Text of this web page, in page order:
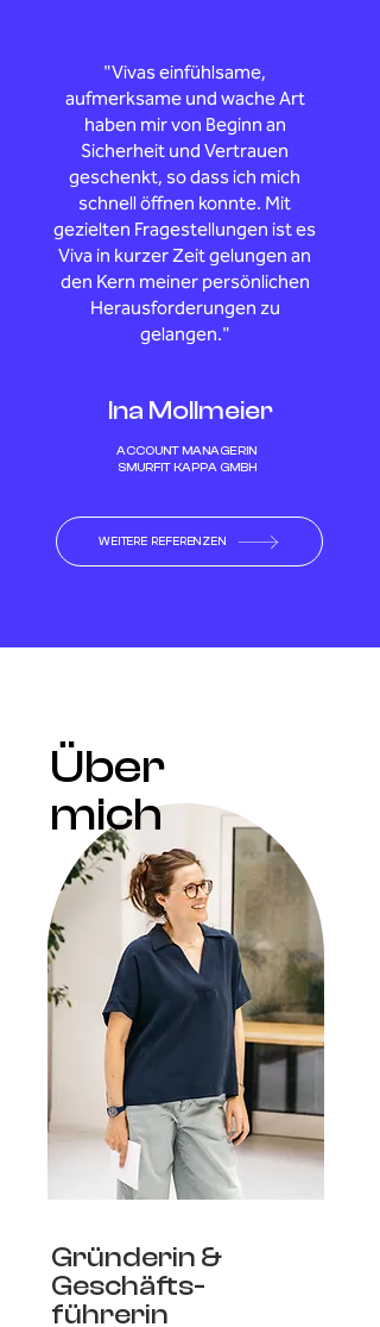
"Vivas einfühlsame,
aufmerksame und wache Art
haben mir von Beginn an
Sicherheit und Vertrauen
geschenkt, so dass ich mich
schnell öffnen konnte. Mit
gezielten Fragestellungen ist es
Viva in kurzer Zeit gelungen an
den Kern meiner persönlichen
Herausforderungen zu
gelangen."
Ina Mollmeier
ACCOUNT MANAGERIN
SMURFIT KAPPA GMBH
WEITERE REFERENZEN
Über
mich
Gründerin &
Geschäfts-
führerin